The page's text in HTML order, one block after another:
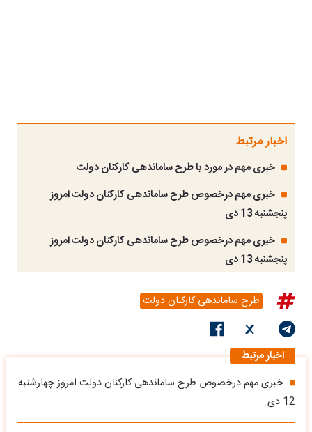
اخبار مرتبط
خبری مهم در مورد با طرح ساماندهی کارکنان دولت
خبری مهم درخصوص طرح ساماندهی کارکنان دولت امروز
پنجشنبه 13 دی
خبری مهم درخصوص طرح ساماندهی کارکنان دولت امروز
پنجشنبه 13 دی
طرح ساماندهی کارکنان دولت
اخبار مرتبط
خبری مهم درخصوص طرح ساماندهی کارکنان دولت امروز چهارشنبه
12 دی